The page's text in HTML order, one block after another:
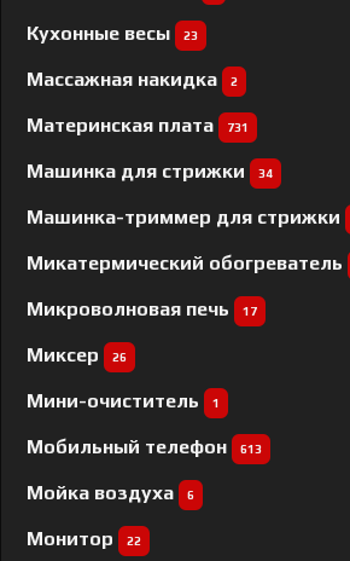
Кухонные весы 23
Массажная накидка 2
Материнская плата 731
Машинка для стрижки 34
Машинка-триммер для стрижки
Микатермический обогреватель
Микроволновая печь 17
Миксер 26
Мини-очиститель 1
Мобильный телефон 613
Мойка воздуха 6
Монитор 22